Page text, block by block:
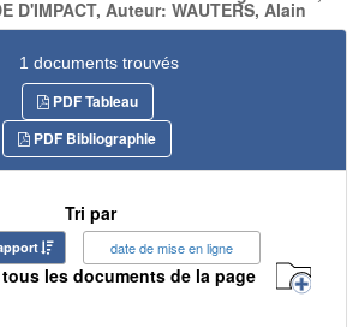
D'IMPACT, Auteur: WAUTERS, Alain
1 documents trouvés
PDF Tableau
PDF Bibliographie
Tri par
date de mise en ligne
les documents de la page